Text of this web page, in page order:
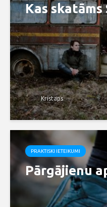
Kas skatāms
Kristaps
PRAKTISKI IETEIKUMI
Pārgājienu